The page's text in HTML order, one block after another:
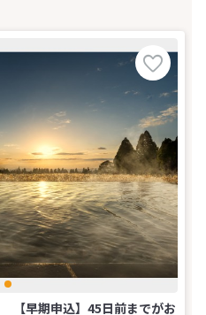
早期申込】45日前までがお